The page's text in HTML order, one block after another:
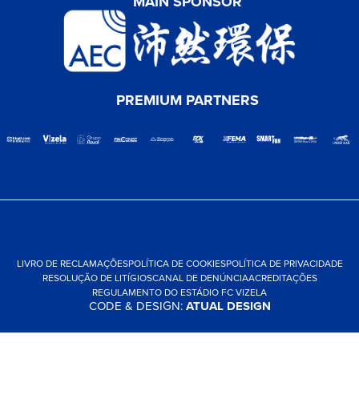
PREMIUM PARTNERS
LIVRO DE RECLAMAÇÕESPOLÍTICA DE COOKIESPOLÍTICA DE PRIVACIDADE
RESOLUÇÃO DE LITÍGIOSCANAL DE DENÚNCIAACREDITAÇÕES
REGULAMENTO DO ESTÁDIO FC VIZELA
CODE & DESIGN:ATUAL DESIGN